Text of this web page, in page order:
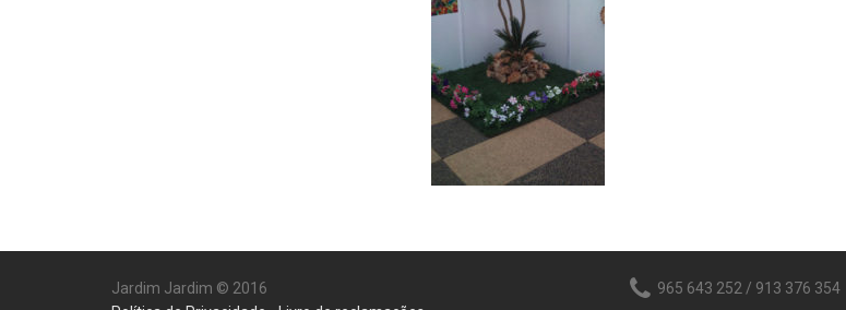
Jardim Jardim © 2016
965 643 252 / 913 376 354